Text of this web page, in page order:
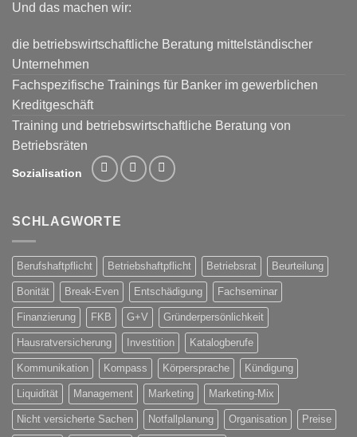
Und das machen wir:
die betriebswirtschaftliche Beratung mittelständischer
Unternehmen
Fachspezifische Trainings für Banker im gewerblichen
Kreditgeschäft
Training und betriebswirtschaftliche Beratung von
Betriebsräten
Sozialisation
SCHLAGWORTE
Berufshaftpflicht Betriebshaftpflicht Betriebsrat Beurteilung
Bonität Break-Even Entschädigung Fachseminar
Finanzierung FKB G+V Gründerpersönlichkeit
Hausratversicherung Investition Katalogberufe
Kommunikation Kompass Körpersprache Kündigung
Liquidität Management Marketing Marketing-Mix
Nicht versicherte Sachen Notfallplanung Organisation Preise